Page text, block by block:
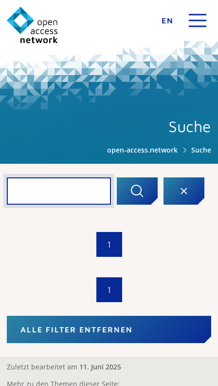
EN
Suche
open-access.network Suche
1
1
ALLE FILTER ENTFERNEN
Zuletzt bearbeitet am 11. Juni 2025
Mehr zu den Themen dieser Seite: